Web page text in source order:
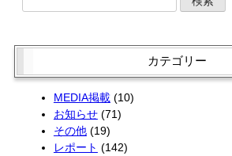
1月 (2)
3月 (2)
1月 (2)
1月 (2)
4月 (1)
2月 (4)
カテゴリー
MEDIA掲載(10)
お知らせ(71)
その他(19)
レポート (142)